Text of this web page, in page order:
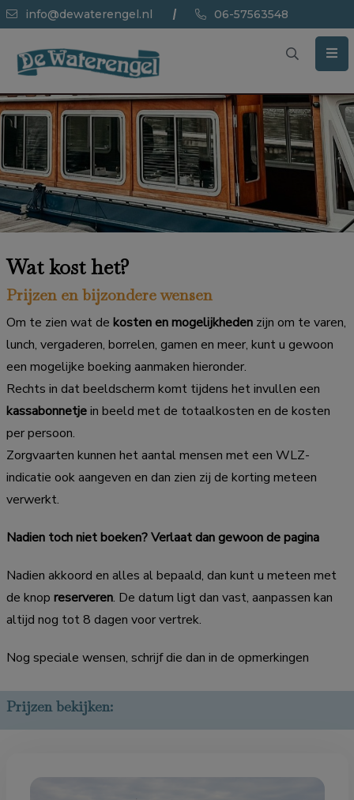
info@dewaterengel.nl 06-57563548
Wat kost het?
Prijzen en bijzondere wensen
Om te zien wat de kosten en mogelijkhedenzijn om te varen,
lunch, vergaderen, borrelen, gamen en meer, kunt u gewoon
een mogelijke boeking aanmaken hieronder.
Rechts in dat beeldscherm komt tijdens het invullen een
kassabonnetjein beeld met de totaalkosten en de kosten
per persoon.
Zorgvaarten kunnen het aantal mensen met een WLZ-
indicatie ook aangeven en dan zien zij de korting meteen
verwerkt.
Nadien toch niet boeken? Verlaat dan gewoon de pagina
Nadien akkoord en alles al bepaald, dan kunt u meteen met
de knop reserveren. De datum ligt dan vast, aanpassen kan
altijd nog tot 8 dagen voor vertrek.
Nog speciale wensen, schrijf die dan in de opmerkingen
Prijzen bekijken: